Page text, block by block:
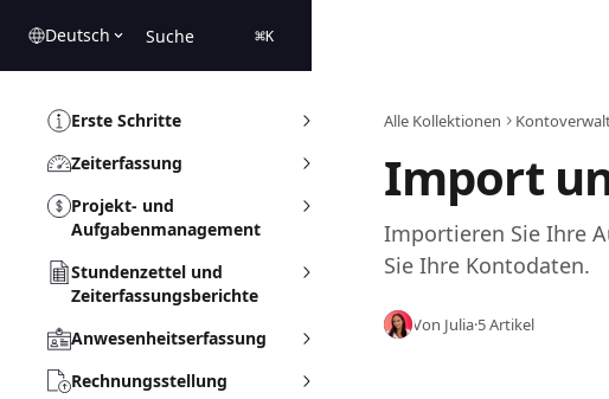
Deutsch Suche ⌘K
Erste Schritte
Zeiterfassung
Projekt- und
Aufgabenmanagement
Stundenzettel und
Zeiterfassungsberichte
Anwesenheitserfassung
Rechnungsstellung
Alle Kollektionen
Import
Importieren Sie Ihre
Sie Ihre Kontodaten.
Von Julia·5 Artikel